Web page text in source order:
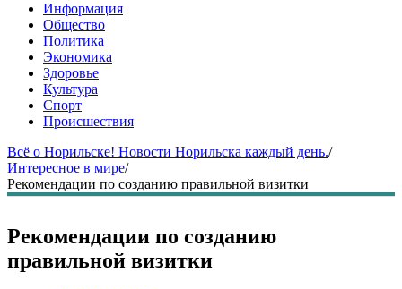
Информация
Общество
Политика
Экономика
Здоровье
Культура
Спорт
Происшествия
Всё о Норильске! Новости Норильска каждый день./
Интересное в мире/
Рекомендации по созданию правильной визитки
Рекомендации по созданию
правильной визитки